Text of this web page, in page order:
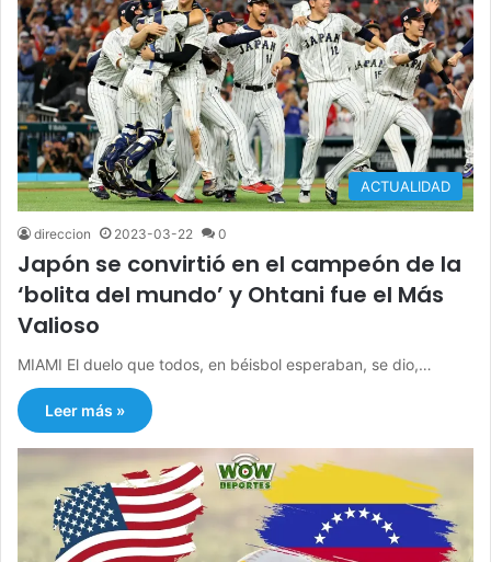
ACTUALIDAD
direccion 2023-03-22 0
Japón se convirtió en el campeón de la
‘bolita del mundo’ y Ohtani fue el Más
Valioso
MIAMI El duelo que todos, en béisbol esperaban, se dio,…
Leer más »